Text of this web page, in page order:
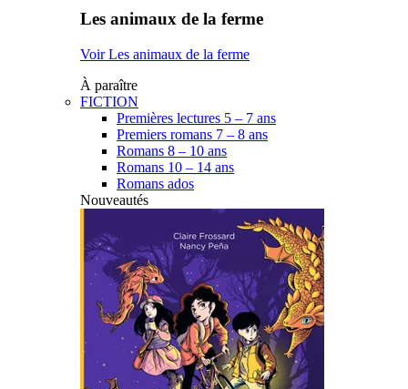
Les animaux de la ferme
Voir Les animaux de la ferme
À paraître
FICTION
Premières lectures 5 – 7 ans
Premiers romans 7 – 8 ans
Romans 8 – 10 ans
Romans 10 – 14 ans
Romans ados
Nouveautés